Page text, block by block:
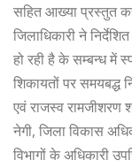
सहित आख्या प्रस्तुत
जिलाधिकारी ने
हो रही है के सम्बन्ध में
शिकायतों पर समयबद्ध
एवं राजस्व रामजीशरण
नेगी, जिला विकास
विभागों के अधिकारी